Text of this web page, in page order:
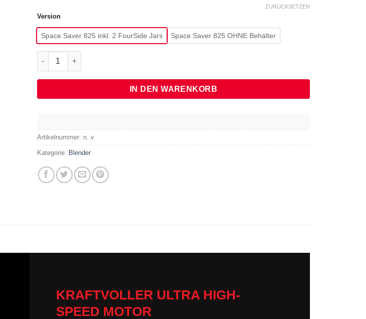
Version
Space Saver 825 inkl. 2 FourSide Jars Space Saver 825 OHNE Behälter
ZURÜCKSETZEN
Space Saver 825 Menge
IN DEN WARENKORB
Artikelnummer: n. v.
Kategorie: Blender
KRAFTVOLLER ULTRA HIGH-
SPEED MOTOR